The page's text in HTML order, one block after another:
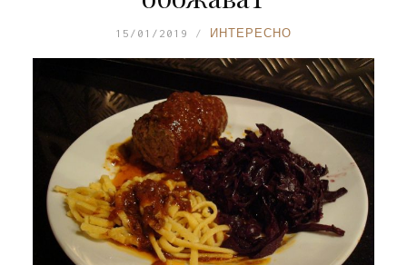
15/01/2019 ИНТЕРЕСНО